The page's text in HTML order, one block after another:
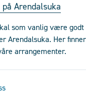
Arendalsuka
som vanlig være godt
Arendalsuka. Her
arrangementer.